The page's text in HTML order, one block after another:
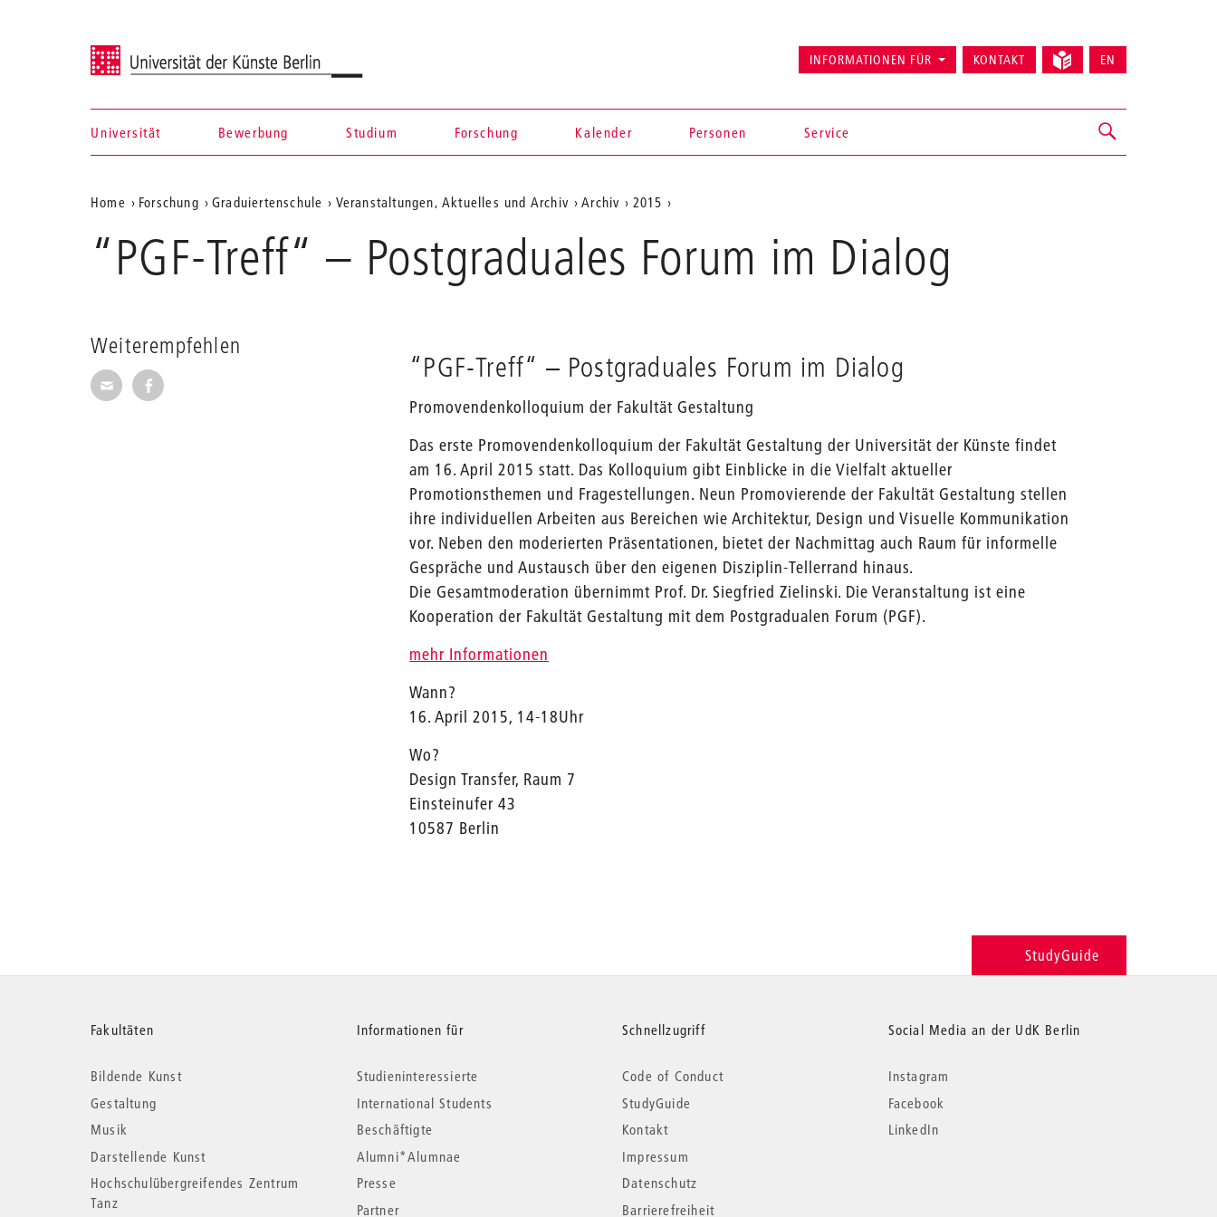
Universität der Künste Berlin
Navigation &
Suche
Universität Bewerbung Studium Forschung Kalender Personen Service
INFORMATIONEN FÜR KONTAKT EN
Aktuelle
Position
Home Forschung Graduiertenschule Veranstaltungen, Aktuelles und Archiv Archiv 2015
“PGF-Treff“ – Postgraduales Forum im Dialog
Weiterempfehlen
Seite per E-Mail weiterempfehlen
Seite auf Facebook weiterempfehlen “PGF-Treff“ – Postgraduales Forum im Dialog
Promovendenkolloquium der Fakultät Gestaltung
Das erste Promovendenkolloquium der Fakultät Gestaltung der Universität der Künste findet
am 16. April 2015 statt. Das Kolloquium gibt Einblicke in die Vielfalt aktueller
Promotionsthemen und Fragestellungen. Neun Promovierende der Fakultät Gestaltung stellen
ihre individuellen Arbeiten aus Bereichen wie Architektur, Design und Visuelle Kommunikation
vor. Neben den moderierten Präsentationen, bietet der Nachmittag auch Raum für informelle
Gespräche und Austausch über den eigenen Disziplin-Tellerrand hinaus.
Die Gesamtmoderation übernimmt Prof. Dr. Siegfried Zielinski. Die Veranstaltung ist eine
Kooperation der Fakultät Gestaltung mit dem Postgradualen Forum (PGF).
mehr Informationen
Wann?
16. April 2015, 14-18Uhr
Wo?
Design Transfer, Raum 7
Einsteinufer 43
10587 Berlin
StudyGuide
Weitere
Informationen
Fakultäten
Bildende Kunst
Gestaltung
Musik
Darstellende Kunst
Hochschulübergreifendes Zentrum
Tanz
Informationen für
Studieninteressierte
International Students
Beschäftigte
Alumni*Alumnae
Presse
Partner
Schnellzugriff
Code of Conduct
StudyGuide
Kontakt
Impressum
Datenschutz
Barrierefreiheit
Social Media an der UdK Berlin
Instagram
Facebook
LinkedIn